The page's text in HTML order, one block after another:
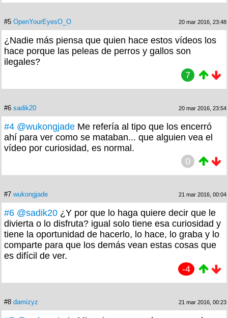
#5 OpenYourEyesO_O 20 mar 2016, 23:48
¿Nadie más piensa que quien hace estos vídeos los
hace porque las peleas de perros y gallos son
ilegales?
7
#6 sadik20 20 mar 2016, 23:54
#4 @wukongjade Me refería al tipo que los encerró
ahí para ver como se mataban... que alguien vea el
vídeo por curiosidad, es normal.
0
#7 wukongjade 21 mar 2016, 00:04
#6 @sadik20 ¿Y por que lo haga quiere decir que le
divierta o lo disfruta? igual solo tiene esa curiosidad y
tiene la oportunidad de hacerlo, lo hace, lo graba y lo
comparte para que los demás vean estas cosas que
es difícil de ver.
-4
#8 damizyz 21 mar 2016, 00:23